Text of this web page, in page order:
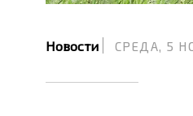
Новости СРЕДА, 5